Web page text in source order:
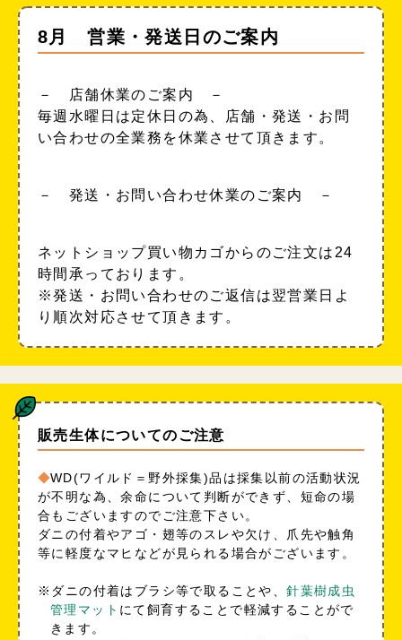
8月 営業・発送日のご案内
－ 店舗休業のご案内 －
毎週水曜日は定休日の為、店舗・発送・お問
い合わせの全業務を休業させて頂きます。
－ 発送・お問い合わせ休業のご案内 －
ネットショップ買い物カゴからのご注文は24
時間承っております。
※発送・お問い合わせのご返信は翌営業日よ
り順次対応させて頂きます。
販売生体についてのご注意
WD(ワイルド＝野外採集)品は採集以前の活動状況
が不明な為、余命について判断ができず、短命の場
合もございますのでご注意下さい。
ダニの付着やアゴ・翅等のスレや欠け、爪先や触角
等に軽度なマヒなどが見られる場合がございます。
※ダニの付着はブラシ等で取ることや、針葉樹成虫
管理マット にて飼育することで軽減することがで
きます。